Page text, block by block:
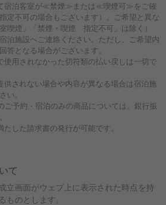
宿泊客室が≪禁煙≫または≪喫煙可≫をご確
定不可の場合もございます）。ご希望と異な
喫煙」「禁煙・喫煙 指定不可」は除く）
泊施設へご連絡ください。ただし、ご希望内
答となる場合がございます。
使用されなかった切符類の払い戻しは一切で
供されない場合や内容が異なる場合は宿泊施
い。
ご予約・宿泊のみの商品については、銀行振
した請求書の発行が可能です。
て
立画面がウェブ上に表示された時点を持
ものとします。